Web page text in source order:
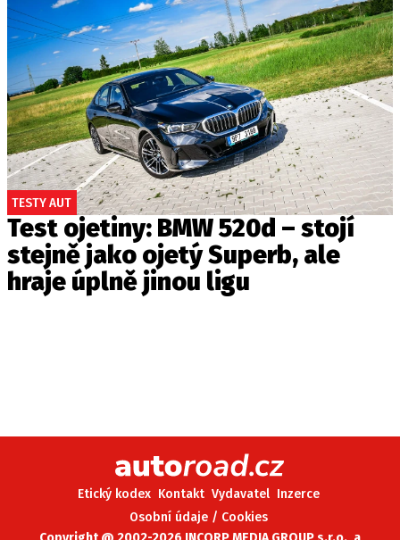
TESTY AUT
Test ojetiny: BMW 520d – stojí
stejně jako ojetý Superb, ale
hraje úplně jinou ligu
Etický kodex Kontakt Vydavatel Inzerce
Osobní údaje / Cookies